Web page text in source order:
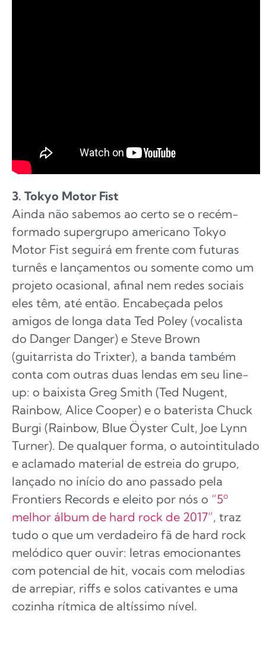
3. Tokyo Motor Fist
Ainda não sabemos ao certo se o recém-
formado supergrupo americano Tokyo
Motor Fist seguirá em frente com futuras
turnês e lançamentos ou somente como um
projeto ocasional, afinal nem redes sociais
eles têm, até então. Encabeçada pelos
amigos de longa data Ted Poley (vocalista
do Danger Danger) e Steve Brown
(guitarrista do Trixter), a banda também
conta com outras duas lendas em seu line-
up: o baixista Greg Smith (Ted Nugent,
Rainbow, Alice Cooper) e o baterista Chuck
Burgi (Rainbow, Blue Öyster Cult, Joe Lynn
Turner). De qualquer forma, o autointitulado
e aclamado material de estreia do grupo,
lançado no início do ano passado pela
Frontiers Records e eleito por nós o “5º
melhor álbum de hard rock de 2017”, traz
tudo o que um verdadeiro fã de hard rock
melódico quer ouvir: letras emocionantes
com potencial de hit, vocais com melodias
de arrepiar, riffs e solos cativantes e uma
cozinha rítmica de altíssimo nível.